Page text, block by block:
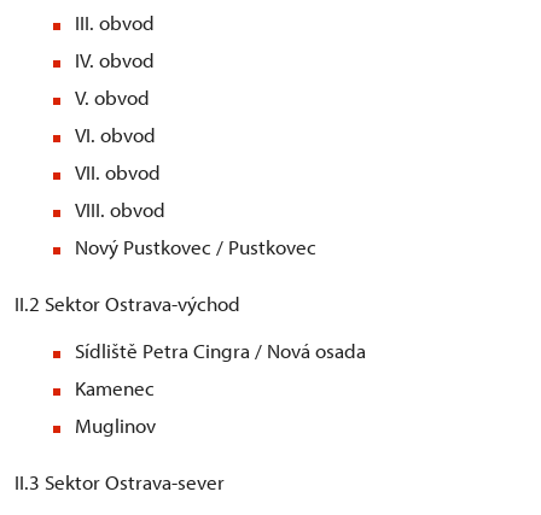
III. obvod
IV. obvod
V. obvod
VI. obvod
VII. obvod
VIII. obvod
Nový Pustkovec / Pustkovec
II.2 Sektor Ostrava-východ
Sídliště Petra Cingra / Nová osada
Kamenec
Muglinov
II.3 Sektor Ostrava-sever